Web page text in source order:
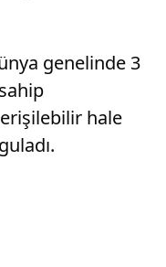
genelinde 3
hale